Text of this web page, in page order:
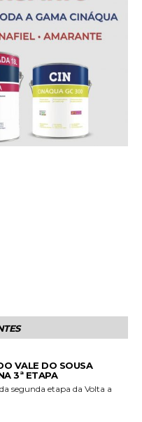
VALE DO SOUSA
3ª ETAPA
segunda etapa da Volta a